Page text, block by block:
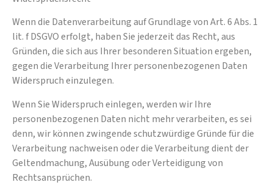
Wenn die Datenverarbeitung auf Grundlage von Art. 6 Abs. 1
lit. f DSGVO erfolgt, haben Sie jederzeit das Recht, aus
Gründen, die sich aus Ihrer besonderen Situation ergeben,
gegen die Verarbeitung Ihrer personenbezogenen Daten
Widerspruch einzulegen.
Wenn Sie Widerspruch einlegen, werden wir Ihre
personenbezogenen Daten nicht mehr verarbeiten, es sei
denn, wir können zwingende schutzwürdige Gründe für die
Verarbeitung nachweisen oder die Verarbeitung dient der
Geltendmachung, Ausübung oder Verteidigung von
Rechtsansprüchen.